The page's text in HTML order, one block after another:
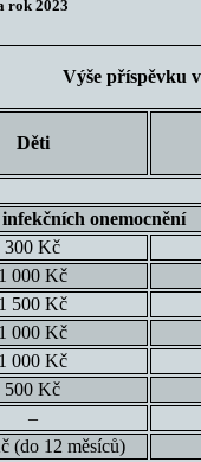
rok 2023
Výše příspěvku
Děti
onemocnění
300 Kč
1 000 Kč
1 500 Kč
1 000 Kč
1 000 Kč
500 Kč
–
(do 12 měsíců)